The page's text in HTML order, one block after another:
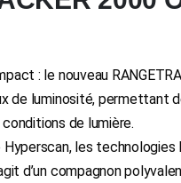
: le nouveau
de luminosité, permettant
de lumière.
Hyperscan, les
d’un compagnon